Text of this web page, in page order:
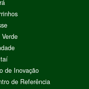
de Inovação
de Referência